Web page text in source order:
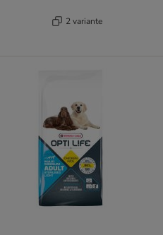
2 variante